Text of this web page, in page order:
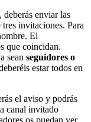
enviar las
invitaciones. Para
El
que coincidan.
sean seguidores o
estar todos en
el aviso y podrás
canal invitado
os puedan ver